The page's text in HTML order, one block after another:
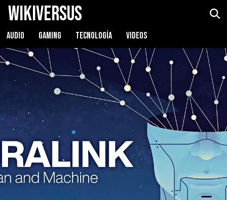
WikiVersus
AUDIO GAMING TECNOLOGÍA VIDEOS